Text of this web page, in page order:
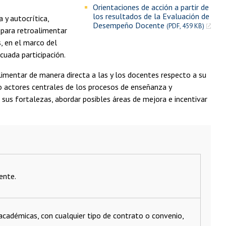
Orientaciones de acción a partir de
los resultados de la Evaluación de
Desempeño Docente (PDF, 459 KB)
y autocrítica,
retroalimentar
en el marco del
participación.
de manera directa a las y los docentes respecto a su
centrales de los procesos de enseñanza y
fortalezas, abordar posibles áreas de mejora e incentivar
con cualquier tipo de contrato o convenio,